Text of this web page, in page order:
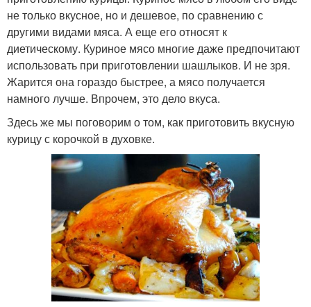
не только вкусное, но и дешевое, по сравнению с
другими видами мяса. А еще его относят к
диетическому. Куриное мясо многие даже предпочитают
использовать при приготовлении шашлыков. И не зря.
Жарится она гораздо быстрее, а мясо получается
намного лучше. Впрочем, это дело вкуса.
Здесь же мы поговорим о том, как приготовить вкусную
курицу с корочкой в духовке.